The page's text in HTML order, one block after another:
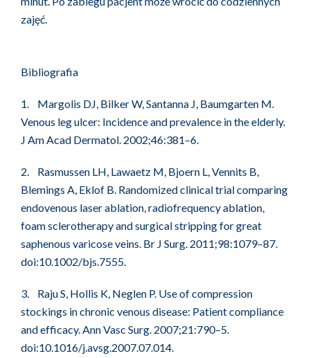
zajęć.
Bibliografia
1. Margolis DJ, Bilker W, Santanna J, Baumgarten M.
Venous leg ulcer: Incidence and prevalence in the elderly.
J Am Acad Dermatol. 2002;46:381–6.
2. Rasmussen LH, Lawaetz M, Bjoern L, Vennits B,
Blemings A, Eklof B. Randomized clinical trial comparing
endovenous laser ablation, radiofrequency ablation,
foam sclerotherapy and surgical stripping for great
saphenous varicose veins. Br J Surg. 2011;98:1079–87.
doi:10.1002/bjs.7555.
3. Raju S, Hollis K, Neglen P. Use of compression
stockings in chronic venous disease: Patient compliance
and efficacy. Ann Vasc Surg. 2007;21:790–5.
doi:10.1016/j.avsg.2007.07.014.